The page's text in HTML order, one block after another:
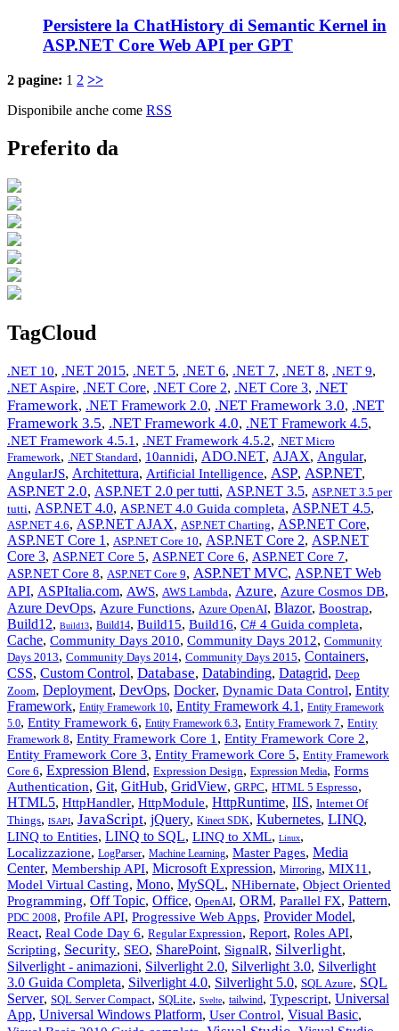
Persistere la ChatHistory di Semantic Kernel in
ASP.NET Core Web API per GPT
2 pagine: 1 2 >>
Disponibile anche come RSS
Preferito da
TagCloud
.NET 10, .NET 2015, .NET 5, .NET 6, .NET 7, .NET 8, .NET 9,
.NET Aspire, .NET Core, .NET Core 2, .NET Core 3, .NET
Framework, .NET Framework 2.0, .NET Framework 3.0, .NET
Framework 3.5, .NET Framework 4.0, .NET Framework 4.5,
.NET Framework 4.5.1 , .NET Framework 4.5.2, .NET Micro
Framework, .NET Standard, 10annidi, ADO.NET, AJAX, Angular,
AngularJS, Architettura, Artificial Intelligence, ASP, ASP.NET,
ASP.NET 2.0, ASP.NET 2.0 per tutti, ASP.NET 3.5, ASP.NET 3.5 per
tutti, ASP.NET 4.0, ASP.NET 4.0 Guida completa, ASP.NET 4.5,
ASP.NET 4.6, ASP.NET AJAX, ASP.NET Charting, ASP.NET Core,
ASP.NET Core 1 , ASP.NET Core 10, ASP.NET Core 2, ASP.NET
Core 3, ASP.NET Core 5, ASP.NET Core 6, ASP.NET Core 7,
ASP.NET Core 8, ASP.NET Core 9, ASP.NET MVC, ASP.NET Web
API, ASPItalia.com, AWS, AWS Lambda, Azure, Azure Cosmos DB,
Azure DevOps, Azure Functions, Azure OpenAI, Blazor, Boostrap,
Build12, Build13, Build14, Build15, Build16, C# 4 Guida completa,
Cache, Community Days 2010, Community Days 2012, Community
Days 2013, Community Days 2014, Community Days 2015, Containers,
CSS, Custom Control, Database, Databinding, Datagrid, Deep
Zoom, Deployment, DevOps, Docker, Dynamic Data Control, Entity
Framework, Entity Framework 10, Entity Framework 4.1 , Entity Framework
5.0, Entity Framework 6, Entity Framework 6.3, Entity Framework 7, Entity
Framework 8, Entity Framework Core 1 , Entity Framework Core 2,
Entity Framework Core 3, Entity Framework Core 5, Entity Framework
Core 6, Expression Blend, Expression Design, Expression Media, Forms
Authentication, Git, GitHub, GridView, GRPC, HTML 5 Espresso,
HTML5, HttpHandler, HttpModule, HttpRuntime, IIS, Internet Of
Things, ISAPI, JavaScript, jQuery, Kinect SDK, Kubernetes, LINQ,
LINQ to Entities, LINQ to SQL, LINQ to XML, Linux,
Localizzazione, LogParser, Machine Learning, Master Pages, Media
Center, Membership API, Microsoft Expression, Mirroring, MIX11 ,
Model Virtual Casting, Mono, MySQL, NHibernate, Object Oriented
Programming, Off Topic, Office, OpenAI, ORM, Parallel FX, Pattern,
PDC 2008, Profile API, Progressive Web Apps, Provider Model,
React, Real Code Day 6, Regular Expression, Report, Roles API,
Scripting, Security, SEO, SharePoint, SignalR, Silverlight,
Silverlight - animazioni, Silverlight 2.0, Silverlight 3.0, Silverlight
3.0 Guida Completa, Silverlight 4.0, Silverlight 5.0, SQL Azure, SQL
Server, SQL Server Compact, SQLite, Svelte, tailwind, Typescript, Universal
App, Universal Windows Platform, User Control, Visual Basic,